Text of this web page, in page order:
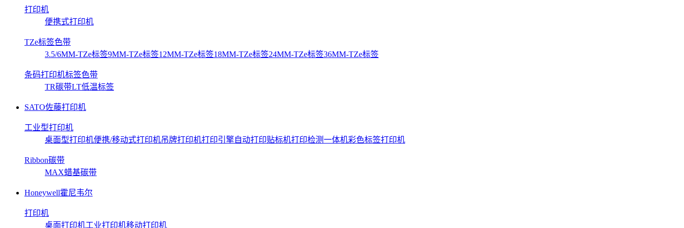
打印机
便携式打印机
TZe标签色带
3.5/6MM-TZe标签9MM-TZe标签12MM-TZe标签18MM-TZe标签24MM-TZe标签36MM-TZe标签
条码打印机标签色带
TR碳带LT低温标签
SATO佐藤打印机
工业型打印机
桌面型打印机便携/移动式打印机吊牌打印机打印引擎自动打印贴标机打印检测一体机彩色标签打印机
Ribbon碳带
MAX蜡基碳带
Honeywell霍尼韦尔
打印机
桌面打印机工业打印机移动打印机